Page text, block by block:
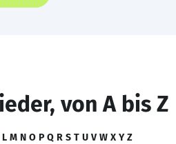
von A bis Z
L M N O P Q R S T U V W X Y Z